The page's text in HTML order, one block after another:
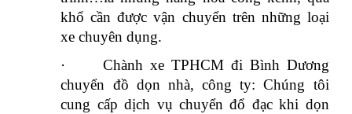
khổ cần được vận chuyển trên những loại
xe chuyên dụng.
·
Chành xe TPHCM đi Bình Dương
chuyển đồ dọn nhà, công ty: Chúng tôi
cung cấp dịch vụ chuyển đổ đạc khi dọn